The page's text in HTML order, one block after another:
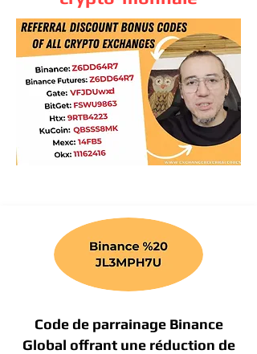
Code de parrainage Binance
Global offrant une réduction de